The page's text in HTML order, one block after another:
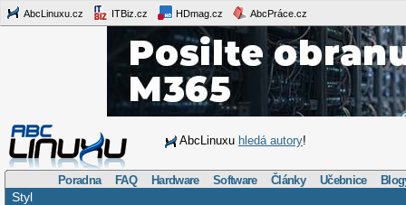
AbcLinuxu.cz ITBiz.cz HDmag.cz AbcPráce.cz
AbcLinuxu hledá autory!
Poradna FAQ Hardware Software Články Učebnice
Styl